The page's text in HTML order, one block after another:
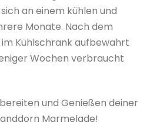
an einem kühlen und
Monate. Nach dem
Kühlschrank aufbewahrt
Wochen verbraucht
und Genießen deiner
Marmelade!